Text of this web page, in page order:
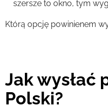
szersze to okno, tym
Którą opcję powinienem
Jak wysłać
Polski?